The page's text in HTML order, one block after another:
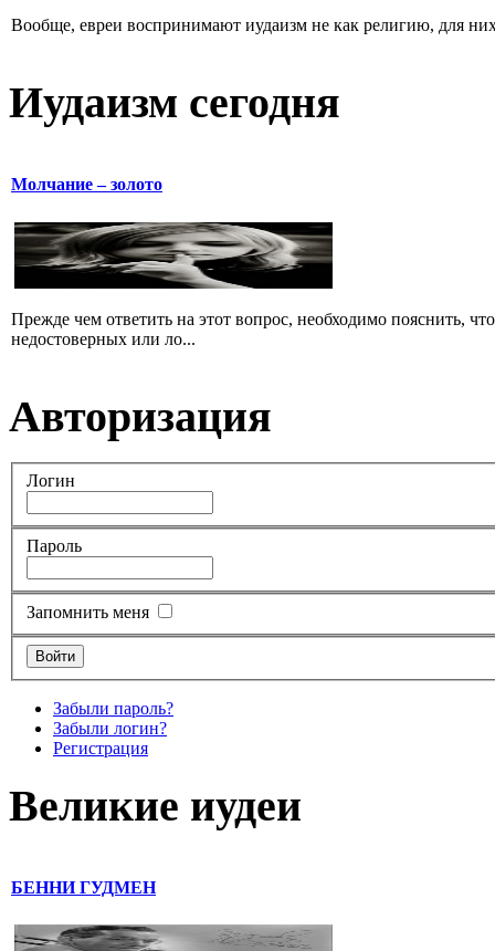
Вообще, евреи воспринимают иудаизм не как религию, для
Иудаизм сегодня
Молчание – золото
Прежде чем ответить на этот вопрос, необходимо пояснить,
недостоверных или ло...
Авторизация
Логин
Пароль
Запомнить меня
Забыли пароль?
Забыли логин?
Регистрация
Великие иудеи
БЕННИ ГУДМЕН